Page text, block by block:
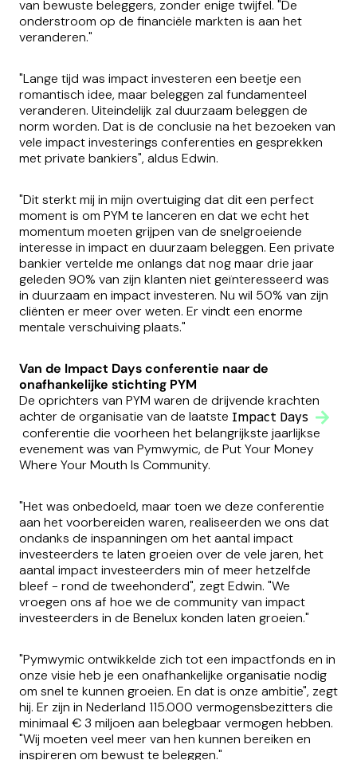
van bewuste beleggers, zonder enige twijfel. "De
onderstroom op de financiële markten is aan het
veranderen."
"Lange tijd was impact investeren een beetje een
romantisch idee, maar beleggen zal fundamenteel
veranderen. Uiteindelijk zal duurzaam beleggen de
norm worden. Dat is de conclusie na het bezoeken van
vele impact investerings conferenties en gesprekken
met private bankiers", aldus Edwin.
"Dit sterkt mij in mijn overtuiging dat dit een perfect
moment is om PYM te lanceren en dat we echt het
momentum moeten grijpen van de snelgroeiende
interesse in impact en duurzaam beleggen. Een private
bankier vertelde me onlangs dat nog maar drie jaar
geleden 90% van zijn klanten niet geïnteresseerd was
in duurzaam en impact investeren. Nu wil 50% van zijn
cliënten er meer over weten. Er vindt een enorme
mentale verschuiving plaats."
Van de Impact Days conferentie naar de
onafhankelijke stichting PYM
De oprichters van PYM waren de drijvende krachten
achter de organisatie van de laatste Impact Days
conferentie die voorheen het belangrijkste jaarlijkse
evenement was van Pymwymic, de Put Your Money
Where Your Mouth Is Community.
"Het was onbedoeld, maar toen we deze conferentie
aan het voorbereiden waren, realiseerden we ons dat
ondanks de inspanningen om het aantal impact
investeerders te laten groeien over de vele jaren, het
aantal impact investeerders min of meer hetzelfde
bleef - rond de tweehonderd", zegt Edwin. "We
vroegen ons af hoe we de community van impact
investeerders in de Benelux konden laten groeien."
"Pymwymic ontwikkelde zich tot een impactfonds en in
onze visie heb je een onafhankelijke organisatie nodig
om snel te kunnen groeien. En dat is onze ambitie", zegt
hij. Er zijn in Nederland 115.000 vermogensbezitters die
minimaal € 3 miljoen aan belegbaar vermogen hebben.
"Wij moeten veel meer van hen kunnen bereiken en
inspireren om bewust te beleggen."